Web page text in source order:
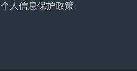
个人信息保护政策